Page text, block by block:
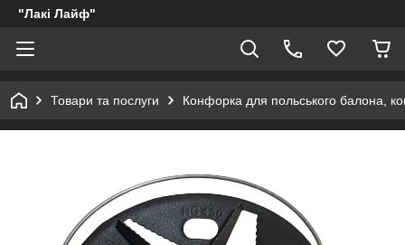
"Лакі Лайф"
Товари та послуги Конфорка для польського балона,